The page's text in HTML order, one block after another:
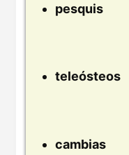
pesquis
teleósteos
cambias